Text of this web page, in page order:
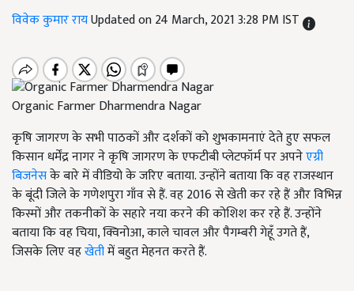
विवेक कुमार रायUpdated on 24 March, 2021 3:28 PM IST
Organic Farmer Dharmendra Nagar
कृषि जागरण के सभी पाठकों और दर्शकों को शुभकामनाएं देते हुए सफल
किसान धर्मेंद्र नागर ने कृषि जागरण के एफटीबी प्लेटफॉर्म पर अपनेएग्री
बिजनेसके बारे में वीडियो के जरिए बताया. उन्होंने बताया कि वह राजस्थान
के बूंदी जिले के गणेशपुरा गाँव से हैं. वह 2016 से खेती कर रहे हैं और विभिन्न
किस्मों और तकनीकों के सहारे नया करने की कोशिश कर रहे हैं. उन्होंने
बताया कि वह चिया, क्विनोआ, काले चावल और पैगम्बरी गेहूँ उगते हैं,
जिसके लिए वहखेतीमें बहुत मेहनत करते हैं.